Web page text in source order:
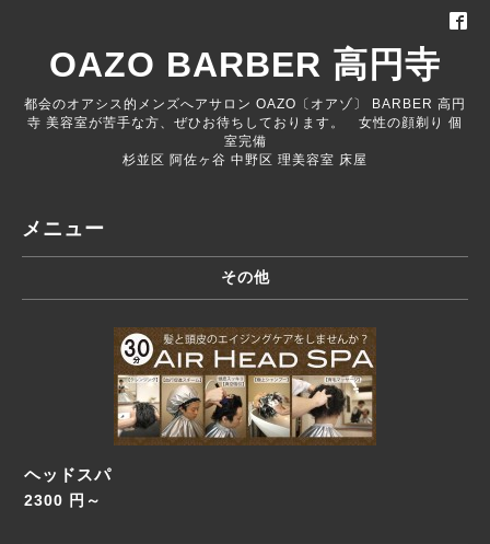
OAZO BARBER 高円寺
都会のオアシス的メンズへアサロン OAZO〔オアゾ〕 BARBER 高円
寺 美容室が苦手な方、ぜひお待ちしております。 女性の顔剃り 個
室完備
杉並区 阿佐ヶ谷 中野区 理美容室 床屋
メニュー
その他
ヘッドスパ
2300 円～